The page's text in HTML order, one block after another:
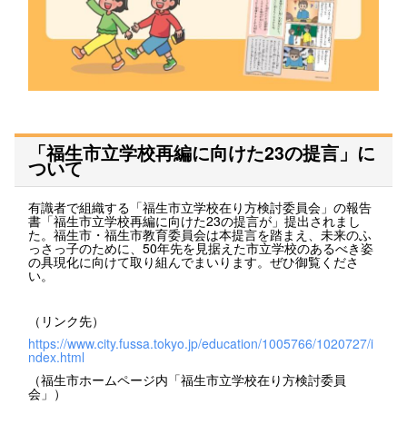
「福生市立学校再編に向けた23の提言」に
ついて
有識者で組織する「福生市立学校在り方検討委員会」の報告
書「福生市立学校再編に向けた23の提言が」提出されまし
た。福生市・福生市教育委員会は本提言を踏まえ、未来のふ
っさっ子のために、50年先を見据えた市立学校のあるべき姿
の具現化に向けて取り組んでまいります。ぜひ御覧くださ
い。
（リンク先）
https://www.city.fussa.tokyo.jp/education/1005766/1020727/i
ndex.html
（福生市ホームページ内「福生市立学校在り方検討委員
会」）